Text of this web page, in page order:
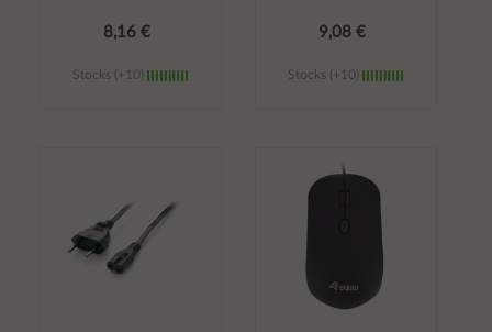
8,16 €
Stocks (+10)
9,08 €
Stocks (+10)
carrito